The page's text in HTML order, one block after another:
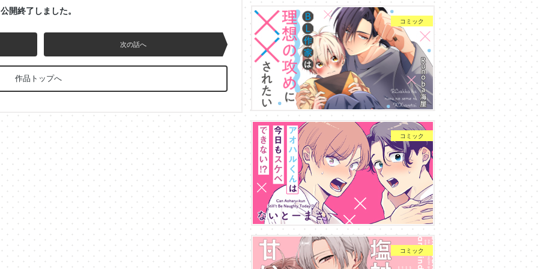
公開終了しました。
次の話へ
作品トップへ
コミック
コミック
コミック